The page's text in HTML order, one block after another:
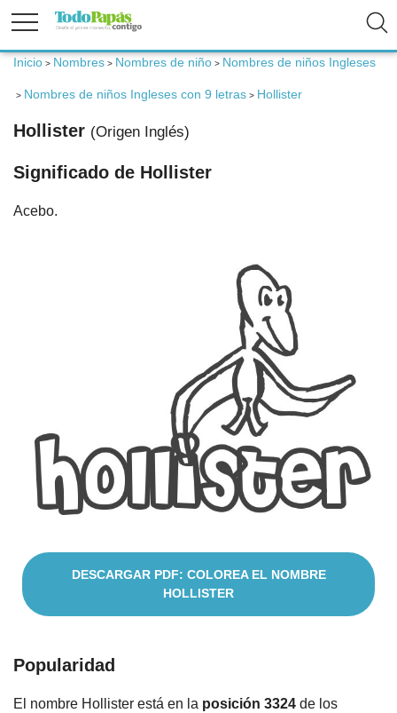
Fertilidad
Embarazo
Bebé
Niños
Inicio > Nombres > Nombres de niño > Nombres de niños Ingleses
> Nombres de niños Ingleses con 9 letras > Hollister
Hollister (Origen Inglés)
Significado de Hollister
Acebo.
DESCARGAR PDF: COLOREA EL NOMBRE
HOLLISTER
Popularidad
El nombre Hollister está en la posición 3324 de los